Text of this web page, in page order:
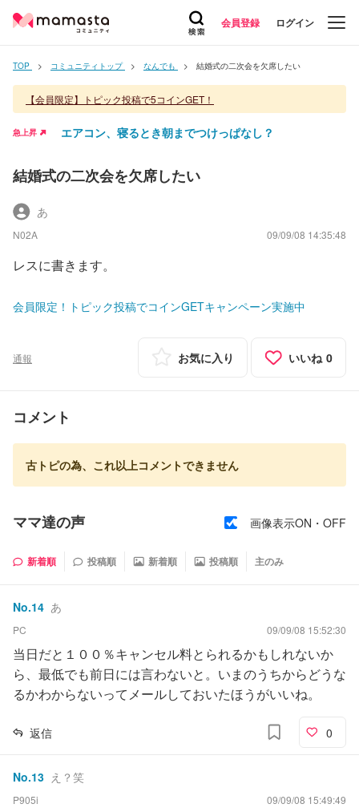
会員登録 ログイン
TOP コミュニティトップ なんでも 結婚式の二次会を欠席したい
【会員限定】トピック投稿で5コインGET！
急上昇 エアコン、寝るとき朝までつけっぱなし？
結婚式の二次会を欠席したい
あ
N02A 09/09/08 14:35:48
レスに書きます。
会員限定！トピック投稿でコインGETキャンペーン実施中
通報 お気に入り いいね 0
コメント
古トピの為、これ以上コメントできません
ママ達の声 画像表示ON・OFF
新着順 投稿順 新着順 投稿順 主のみ
No.14 あ
PC 09/09/08 15:52:30
当日だと１００％キャンセル料とられるかもしれないか
ら、最低でも前日には言わないと。いまのうちからどうな
るかわからないってメールしておいたほうがいいね。
返信 0
No.13 え？笑
P905i 09/09/08 15:49:49